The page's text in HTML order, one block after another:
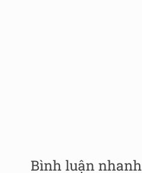
Bình luận nhanh